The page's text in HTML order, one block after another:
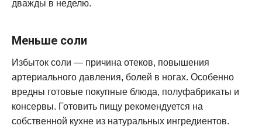
дважды в неделю.
Меньше соли
Избыток соли — причина отеков, повышения
артериального давления, болей в ногах. Особенно
вредны готовые покупные блюда, полуфабрикаты и
консервы. Готовить пищу рекомендуется на
собственной кухне из натуральных ингредиентов.